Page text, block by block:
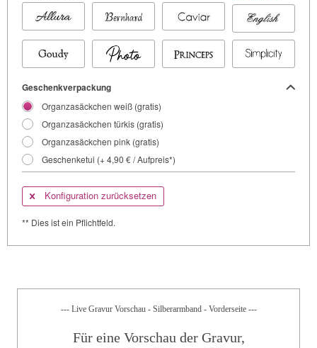
Geschenkverpackung
Organzasäckchen weiß (gratis)
Organzasäckchen türkis (gratis)
Organzasäckchen pink (gratis)
Geschenketui (+ 4,90 € / Aufpreis*)
Konfiguration zurücksetzen
** Dies ist ein Pflichtfeld.
--- Live Gravur Vorschau - Silberarmband - Vorderseite ---
Für eine Vorschau der Gravur,